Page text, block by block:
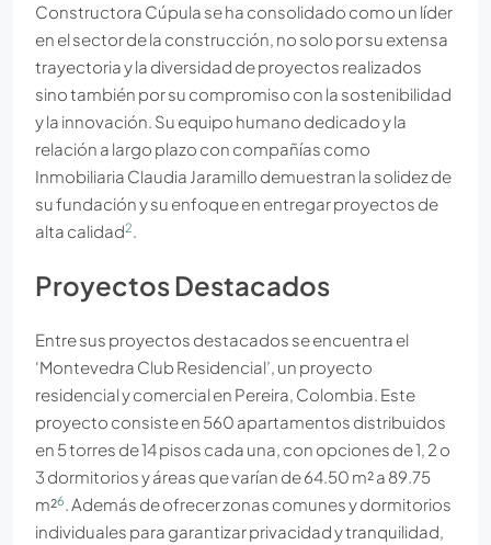
Constructora Cúpula se ha consolidado como un líder
en el sector de la construcción, no solo por su extensa
trayectoria y la diversidad de proyectos realizados
sino también por su compromiso con la sostenibilidad
y la innovación. Su equipo humano dedicado y la
relación a largo plazo con compañías como
Inmobiliaria Claudia Jaramillo demuestran la solidez de
su fundación y su enfoque en entregar proyectos de
alta calidad2.
Proyectos Destacados
Entre sus proyectos destacados se encuentra el
‘Montevedra Club Residencial’, un proyecto
residencial y comercial en Pereira, Colombia. Este
proyecto consiste en 560 apartamentos distribuidos
en 5 torres de 14 pisos cada una, con opciones de 1, 2 o
3 dormitorios y áreas que varían de 64.50 m² a 89.75
m²6. Además de ofrecer zonas comunes y dormitorios
individuales para garantizar privacidad y tranquilidad,